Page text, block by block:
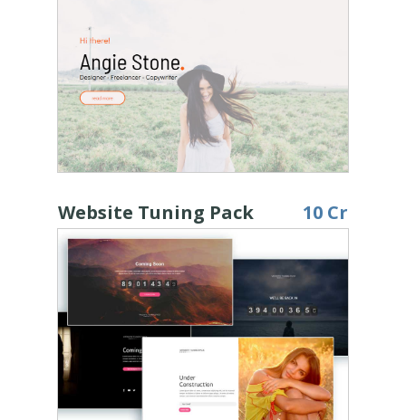
Website Tuning Pack 10 Cr